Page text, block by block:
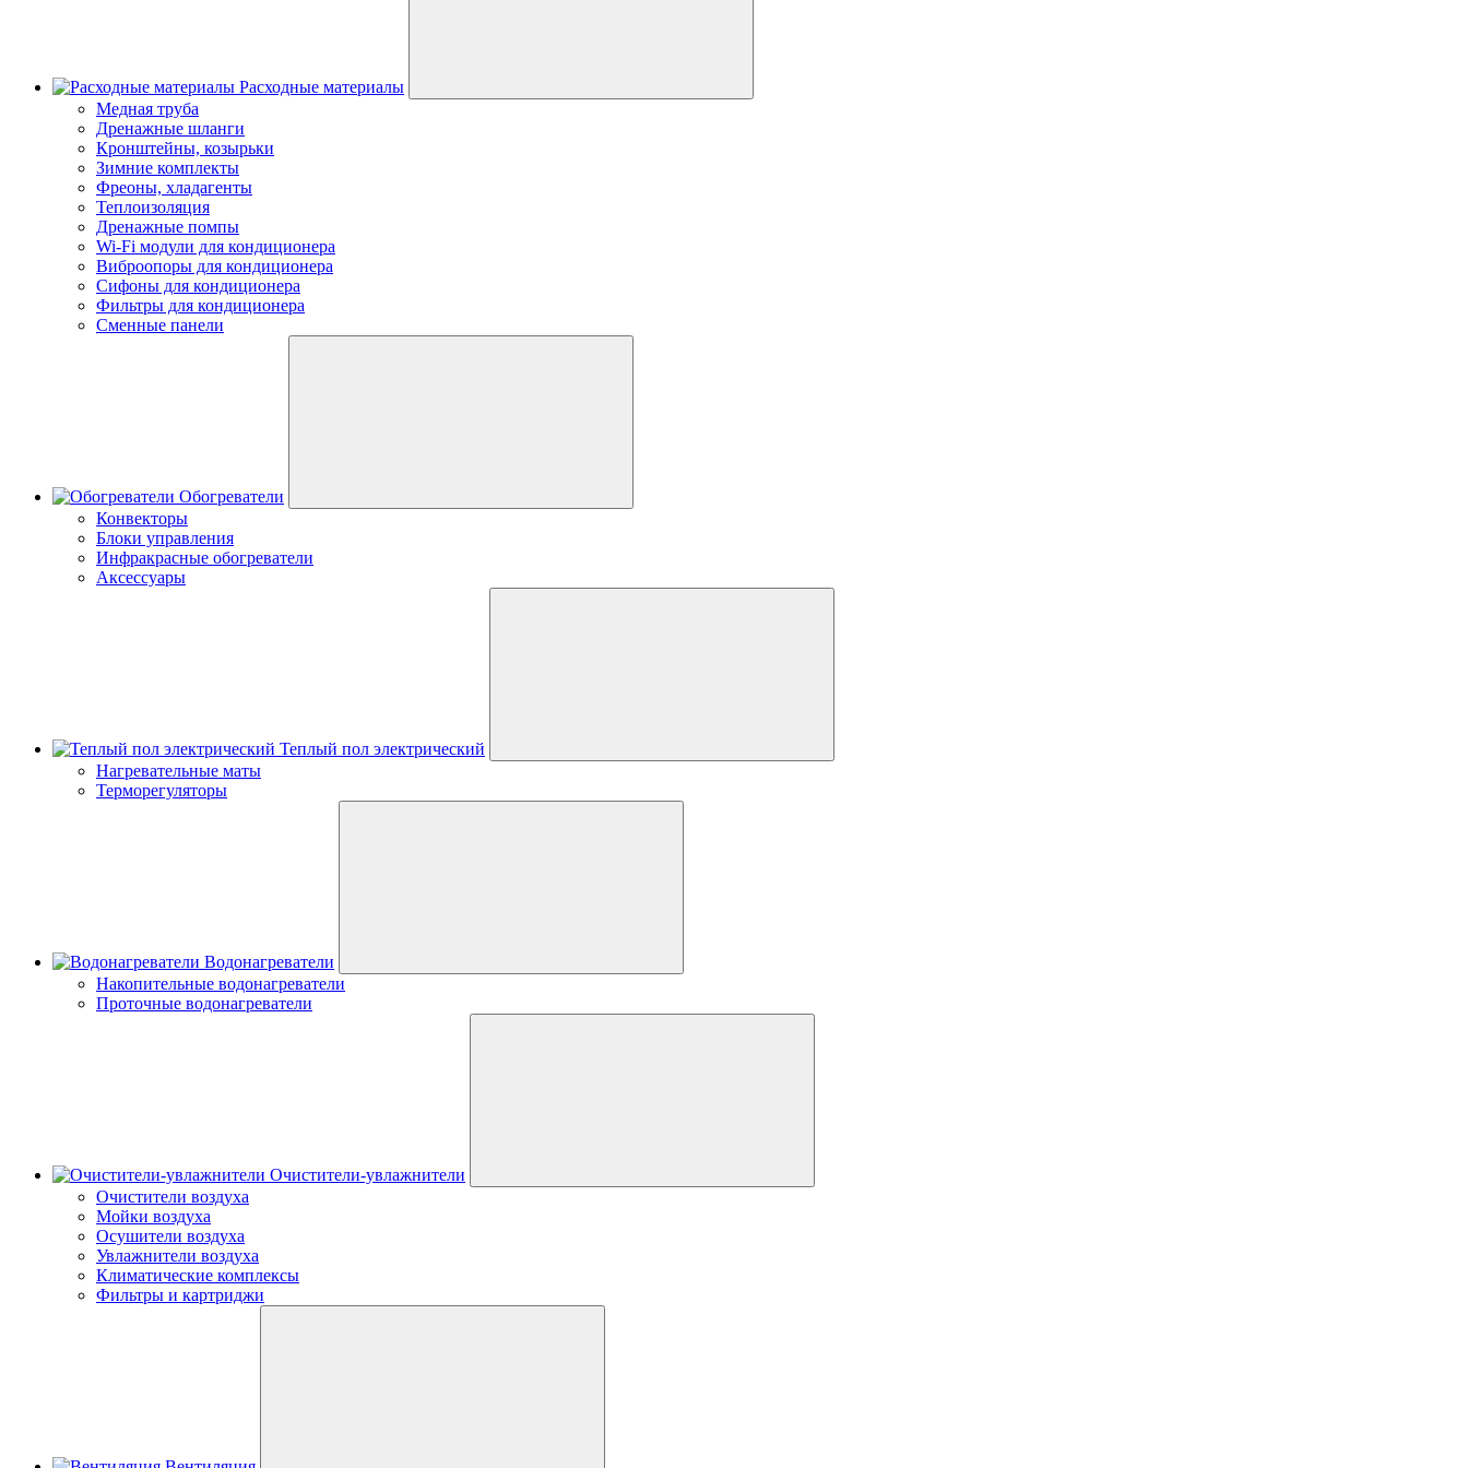
Расходные материалы
Медная труба
Дренажные шланги
Кронштейны, козырьки
Зимние комплекты
Фреоны, хладагенты
Теплоизоляция
Дренажные помпы
Wi-Fi модули для кондиционера
Виброопоры для кондиционера
Сифоны для кондиционера
Фильтры для кондиционера
Сменные панели
Обогреватели
Конвекторы
Блоки управления
Инфракрасные обогреватели
Аксессуары
Теплый пол электрический
Нагревательные маты
Терморегуляторы
Водонагреватели
Накопительные водонагреватели
Проточные водонагреватели
Очистители-увлажнители
Очистители воздуха
Мойки воздуха
Осушители воздуха
Увлажнители воздуха
Климатические комплексы
Фильтры и картриджи